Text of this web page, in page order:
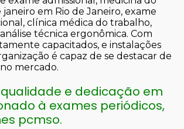
em Rio de Janeiro, exame
clínica médica do trabalho,
técnica ergonômica. Com
capacitados, e instalações
é capaz de se destacar de
mercado.
qualidade e dedicação em
à exames periódicos,
pcmso.